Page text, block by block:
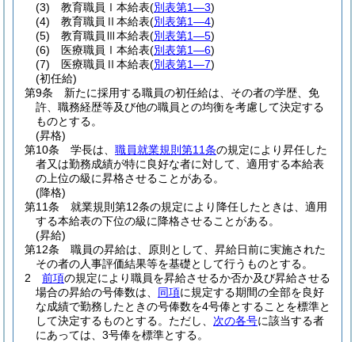
(3)
教育職員Ⅰ本給表(別表第1―3)
(4)
教育職員Ⅱ本給表(別表第1―4)
(5)
教育職員Ⅲ本給表(別表第1―5)
(6)
医療職員Ⅰ本給表(別表第1―6)
(7)
医療職員Ⅱ本給表(別表第1―7)
(初任給)
第9条
新たに採用する職員の初任給は、その者の学歴、免
許、職務経歴等及び他の職員との均衡を考慮して決定する
ものとする。
(昇格)
第10条
学長は、 職員就業規則第11条の規定により昇任した
者又は勤務成績が特に良好な者に対して、適用する本給表
の上位の級に昇格させることがある。
(降格)
第11条
就業規則第12条の規定により降任したときは、適用
する本給表の下位の級に降格させることがある。
(昇給)
第12条
職員の昇給は、原則として、昇給日前に実施された
その者の人事評価結果等を基礎として行うものとする。
2
前項の規定により職員を昇給させるか否か及び昇給させる
場合の昇給の号俸数は、 同項に規定する期間の全部を良好
な成績で勤務したときの号俸数を4号俸とすることを標準と
して決定するものとする。 ただし、 次の各号に該当する者
にあっては、3号俸を標準とする。